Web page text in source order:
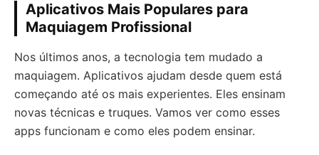
Aplicativos Mais Populares para
Maquiagem Profissional
Nos últimos anos, a tecnologia tem mudado a
maquiagem. Aplicativos ajudam desde quem está
começando até os mais experientes. Eles ensinam
novas técnicas e truques. Vamos ver como esses
apps funcionam e como eles podem ensinar.